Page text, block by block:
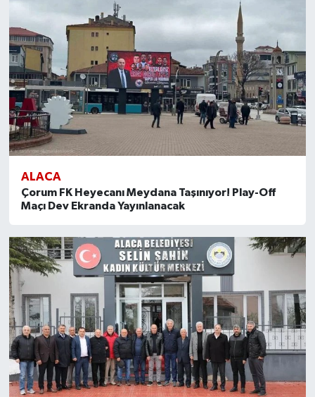
ALACA
Çorum FK Heyecanı Meydana Taşınıyor! Play-Off
Maçı Dev Ekranda Yayınlanacak